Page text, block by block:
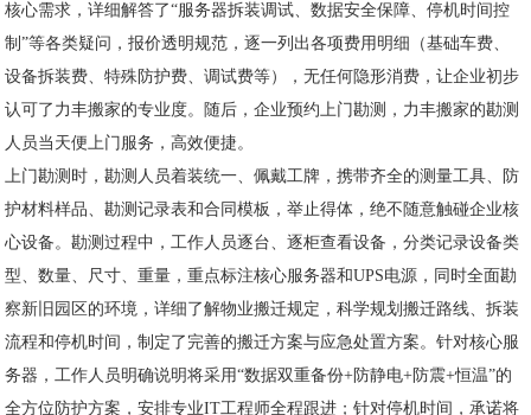
核心需求，详细解答了“服务器拆装调试、数据安全保障、停机时间控
制”等各类疑问，报价透明规范，逐一列出各项费用明细（基础车费、
设备拆装费、特殊防护费、调试费等），无任何隐形消费，让企业初步
认可了力丰搬家的专业度。随后，企业预约上门勘测，力丰搬家的勘测
人员当天便上门服务，高效便捷。
上门勘测时，勘测人员着装统一、佩戴工牌，携带齐全的测量工具、防
护材料样品、勘测记录表和合同模板，举止得体，绝不随意触碰企业核
心设备。勘测过程中，工作人员逐台、逐柜查看设备，分类记录设备类
型、数量、尺寸、重量，重点标注核心服务器和UPS电源，同时全面勘
察新旧园区的环境，详细了解物业搬迁规定，科学规划搬迁路线、拆装
流程和停机时间，制定了完善的搬迁方案与应急处置方案。针对核心服
务器，工作人员明确说明将采用“数据双重备份+防静电+防震+恒温”的
全方位防护方案，安排专业IT工程师全程跟进；针对停机时间，承诺将